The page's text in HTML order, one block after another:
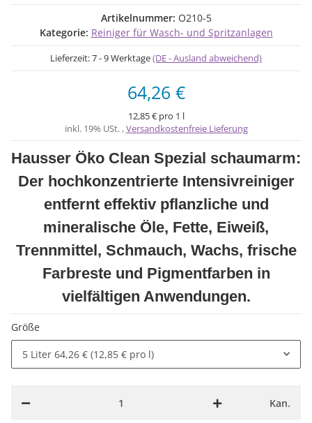
Artikelnummer: O210-5
Kategorie: Reiniger für Wasch- und Spritzanlagen
Lieferzeit:7 - 9 Werktage(DE - Ausland abweichend)
64,26 €
12,85 € pro 1 l
inkl. 19% USt. ,Versandkostenfreie Lieferung
Hausser Öko Clean Spezial schaumarm:
Der hochkonzentrierte Intensivreiniger
entfernt effektiv pflanzliche und
mineralische Öle, Fette, Eiweiß,
Trennmittel, Schmauch, Wachs, frische
Farbreste und Pigmentfarben in
vielfältigen Anwendungen.
Größe
5 Liter 64,26 € (12,85 € pro l)
Kan.